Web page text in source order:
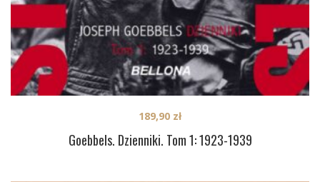
Goebbels. Dzienniki. Tom 1: 1923-1939
189,90 zł